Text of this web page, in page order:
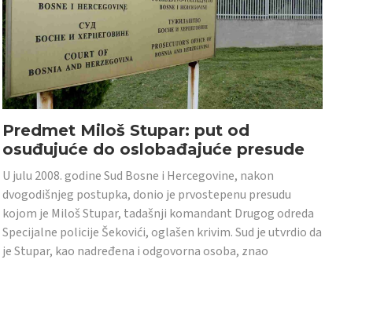
Predmet Miloš Stupar: put od
osuđujuće do oslobađajuće presude
U julu 2008. godine Sud Bosne i Hercegovine, nakon
dvogodišnjeg postupka, donio je prvostepenu presudu
kojom je Miloš Stupar, tadašnji komandant Drugog odreda
Specijalne policije Šekovići, oglašen krivim. Sud je utvrdio da
je Stupar, kao nadređena i odgovorna osoba, znao